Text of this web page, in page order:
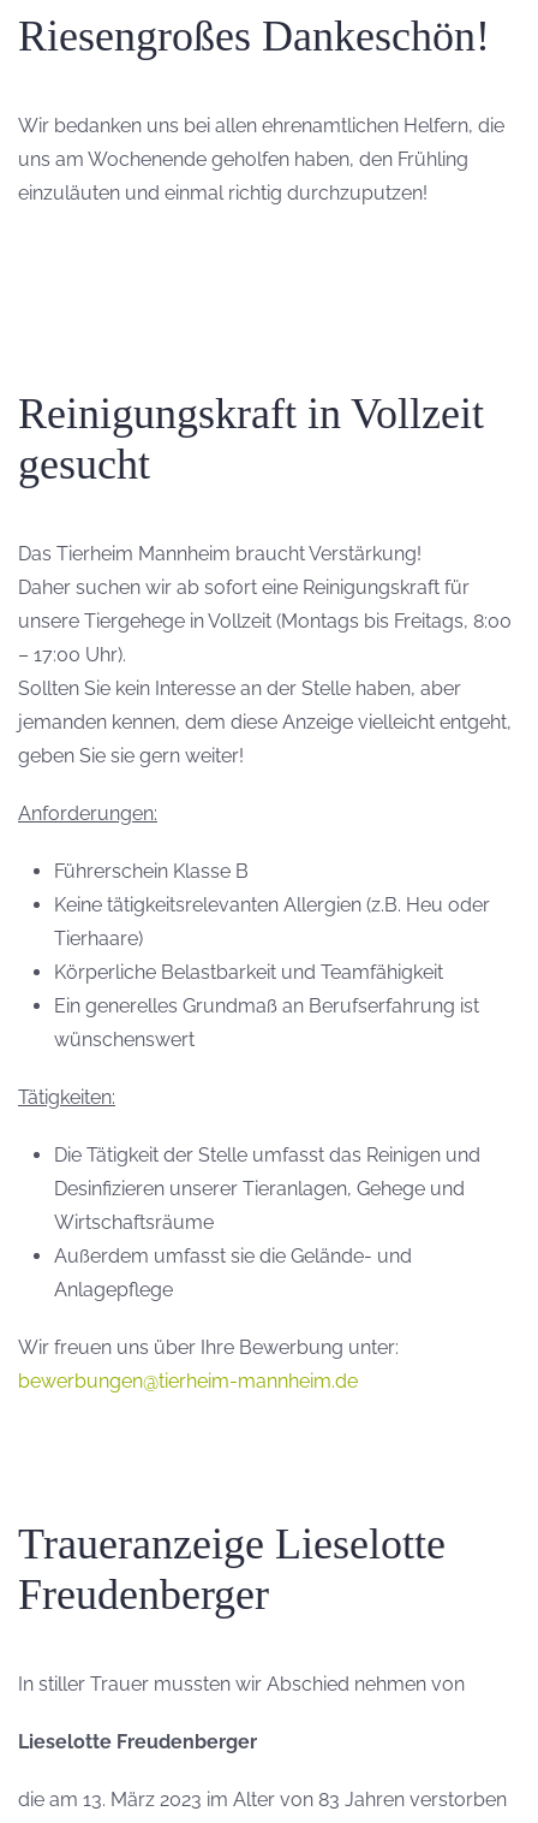
Riesengroßes Dankeschön!
Wir bedanken uns bei allen ehrenamtlichen Helfern, die
uns am Wochenende geholfen haben, den Frühling
einzuläuten und einmal richtig durchzuputzen!
Reinigungskraft in Vollzeit
gesucht
Das Tierheim Mannheim braucht Verstärkung!
Daher suchen wir ab sofort eine Reinigungskraft für
unsere Tiergehege in Vollzeit (Montags bis Freitags, 8:00
– 17:00 Uhr).
Sollten Sie kein Interesse an der Stelle haben, aber
jemanden kennen, dem diese Anzeige vielleicht entgeht,
geben Sie sie gern weiter!
Anforderungen:
Führerschein Klasse B
Keine tätigkeitsrelevanten Allergien (z.B. Heu oder
Tierhaare)
Körperliche Belastbarkeit und Teamfähigkeit
Ein generelles Grundmaß an Berufserfahrung ist
wünschenswert
Tätigkeiten:
Die Tätigkeit der Stelle umfasst das Reinigen und
Desinfizieren unserer Tieranlagen, Gehege und
Wirtschaftsräume
Außerdem umfasst sie die Gelände- und
Anlagepflege
Wir freuen uns über Ihre Bewerbung unter:
bewerbungen@tierheim-mannheim.de
Traueranzeige Lieselotte
Freudenberger
In stiller Trauer mussten wir Abschied nehmen von
Lieselotte Freudenberger
die am 13. März 2023 im Alter von 83 Jahren verstorben